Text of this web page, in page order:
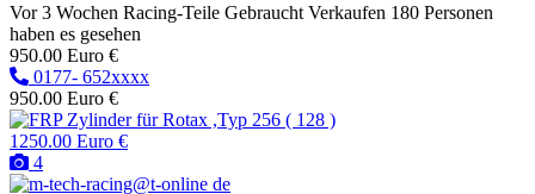
Vor 3 Wochen Racing-Teile Gebraucht Verkaufen 180 Personen
haben es gesehen
950.00 Euro €
0177- 652xxxx
950.00 Euro €
1250.00 Euro €
4